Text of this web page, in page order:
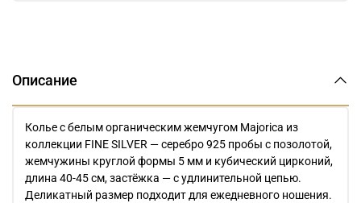
Описание
Колье с белым органическим жемчугом Majorica из
коллекции FINE SILVER — серебро 925 пробы с позолотой,
жемчужины круглой формы 5 мм и кубический цирконий,
длина 40-45 см, застёжка — с удлинительной цепью.
Деликатный размер подходит для ежедневного ношения.